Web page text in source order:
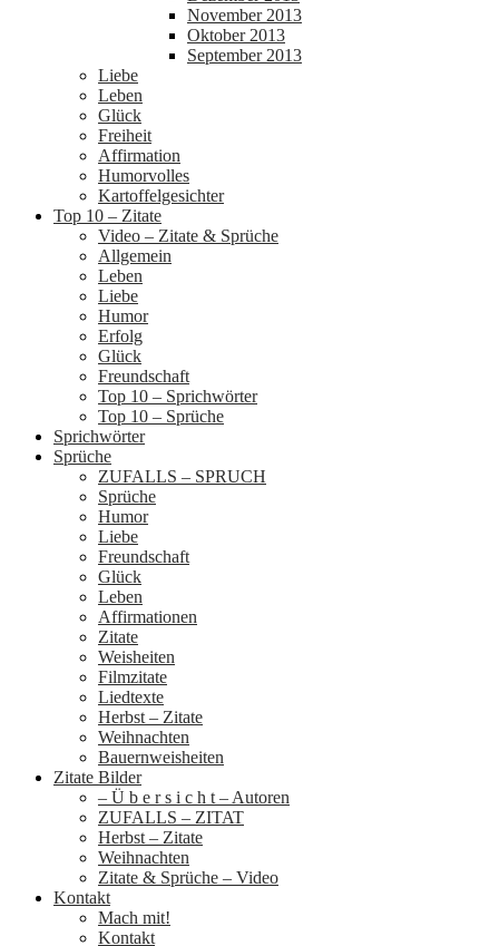
November 2013
Oktober 2013
September 2013
Liebe
Leben
Glück
Freiheit
Affirmation
Humorvolles
Kartoffelgesichter
Top 10 – Zitate
Video – Zitate & Sprüche
Allgemein
Leben
Liebe
Humor
Erfolg
Glück
Freundschaft
Top 10 – Sprichwörter
Top 10 – Sprüche
Sprichwörter
Sprüche
ZUFALLS – SPRUCH
Sprüche
Humor
Liebe
Freundschaft
Glück
Leben
Affirmationen
Zitate
Weisheiten
Filmzitate
Liedtexte
Herbst – Zitate
Weihnachten
Bauernweisheiten
Zitate Bilder
– Ü b e r s i c h t – Autoren
ZUFALLS – ZITAT
Herbst – Zitate
Weihnachten
Zitate & Sprüche – Video
Kontakt
Mach mit!
Kontakt